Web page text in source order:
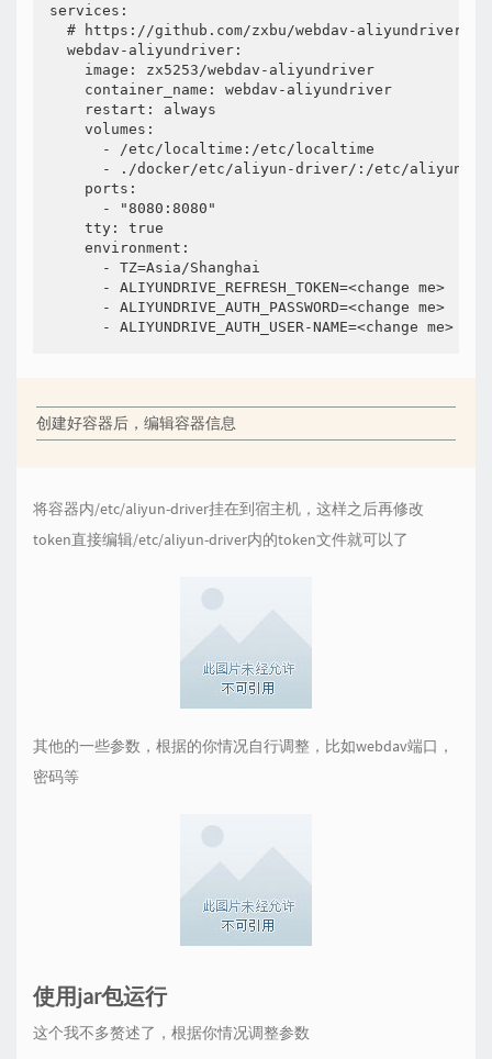
services:
  # https://github.com/zxbu/webdav-aliyundriver
  webdav-aliyundriver:
    image: zx5253/webdav-aliyundriver
    container_name: webdav-aliyundriver
    restart: always
    volumes:
      - /etc/localtime:/etc/localtime
- ./docker/etc/aliyun-driver/:/etc/aliyun-
    ports:
      - "8080:8080"
    tty: true
    environment:
      - TZ=Asia/Shanghai
      - ALIYUNDRIVE_REFRESH_TOKEN=<change me>
      - ALIYUNDRIVE_AUTH_PASSWORD=<change me>
创建好容器后，编辑容器信息
将容器内/etc/aliyun-driver挂在到宿主机，这样之后再修改
token直接编辑/etc/aliyun-driver内的token文件就可以了
其他的一些参数，根据的你情况自行调整，比如webdav端口，
密码等
使用jar包运行
这个我不多赘述了，根据你情况调整参数